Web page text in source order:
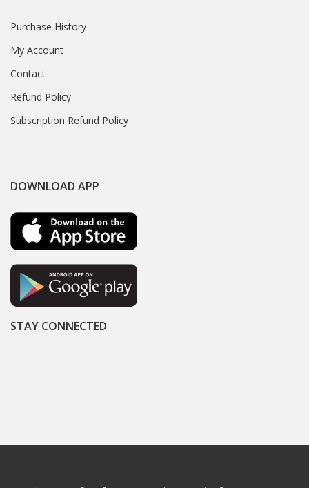
Purchase History
My Account
Contact
Refund Policy
Subscription Refund Policy
DOWNLOAD APP
STAY CONNECTED